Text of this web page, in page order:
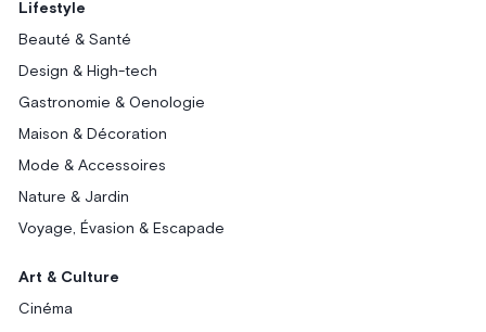
Lifestyle
Beauté & Santé
Design & High-tech
Gastronomie & Oenologie
Maison & Décoration
Mode & Accessoires
Nature & Jardin
Voyage, Évasion & Escapade
Art & Culture
Cinéma